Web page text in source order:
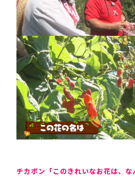
チカポン「このきれいなお花は、な